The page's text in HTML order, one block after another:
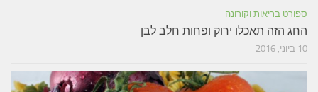
ספורט בריאות וקורונה
החג הזה תאכלו ירוק ופחות חלב לבן
10 ביוני, 2016